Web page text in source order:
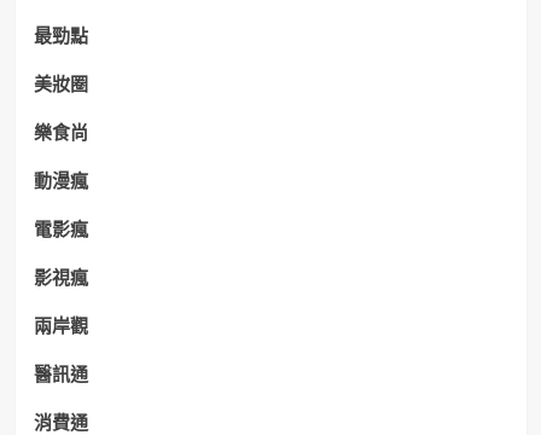
最勁點
美妝圈
樂食尚
動漫瘋
電影瘋
影視瘋
兩岸觀
醫訊通
消費通